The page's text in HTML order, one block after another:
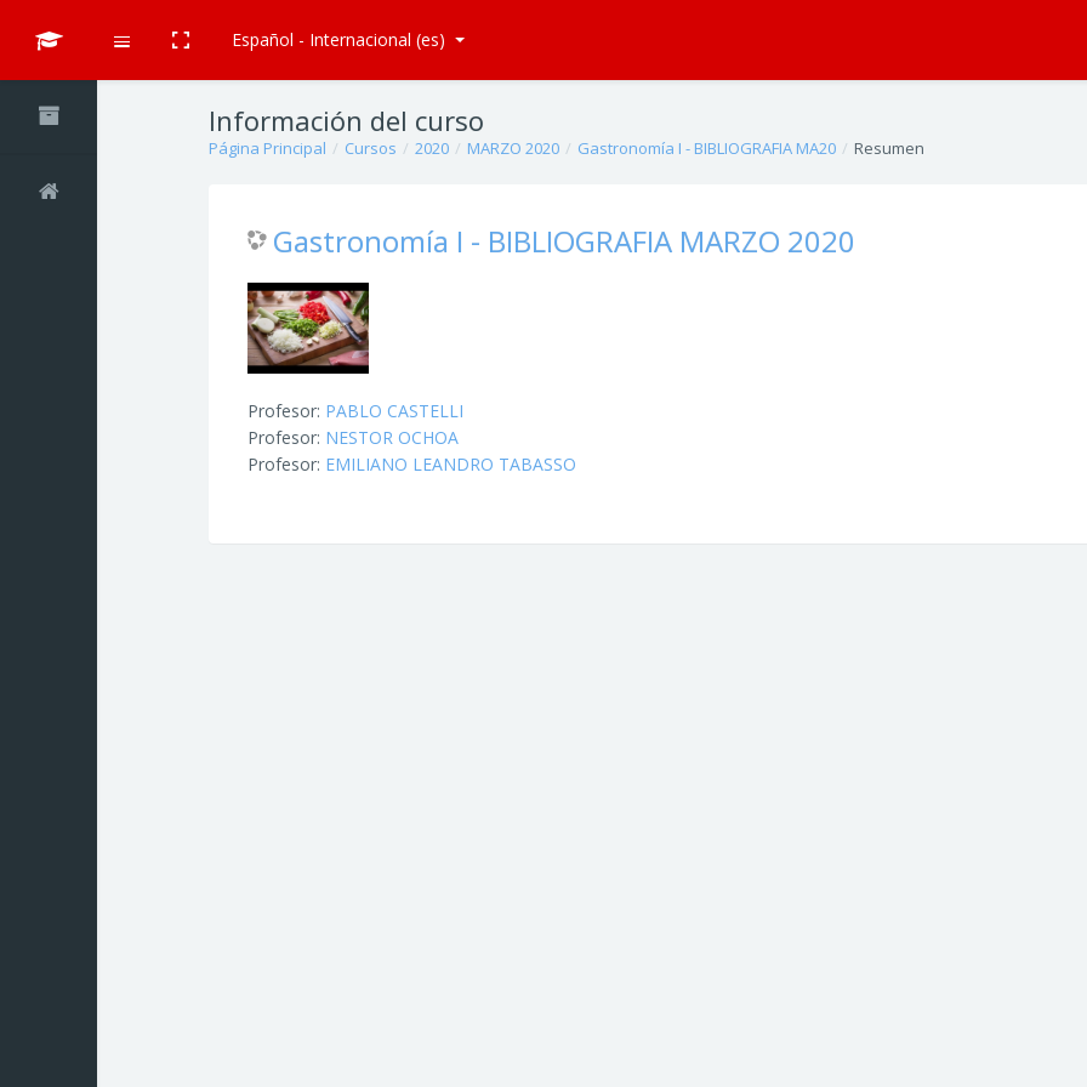
Expandir Pantalla completa
Español - Internacional ‎(es)‎
Información del curso
Página Principal Cursos 2020 MARZO 2020 Gastronomía I - BIBLIOGRAFIA MA20 Resumen
Gastronomía I - BIBLIOGRAFIA MARZO 2020
Profesor: PABLO CASTELLI
Profesor: NESTOR OCHOA
Profesor: EMILIANO LEANDRO TABASSO